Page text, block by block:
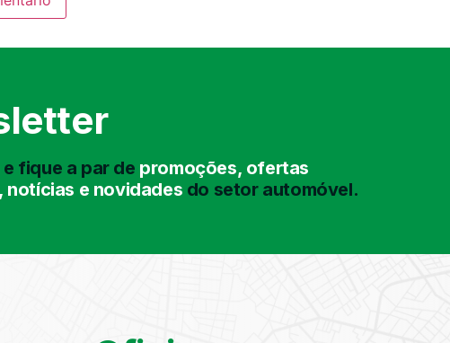
fique a par de promoções, ofertas
notícias e novidades do setor automóvel.